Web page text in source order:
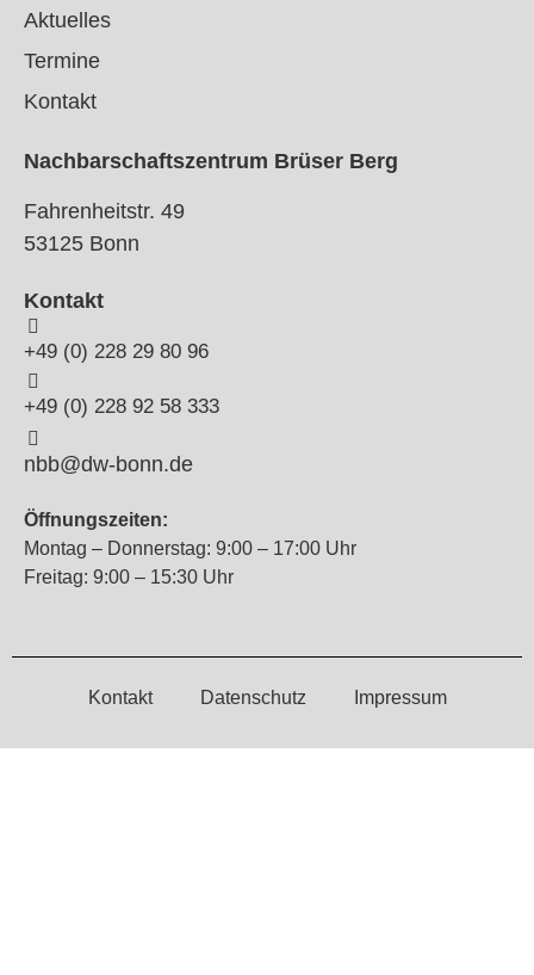
Aktuelles
Termine
Kontakt
Nachbarschaftszentrum Brüser Berg
Fahrenheitstr. 49
53125 Bonn
Kontakt
+49 (0) 228 29 80 96
+49 (0) 228 92 58 333
nbb@dw-bonn.de
Öffnungszeiten:
Montag – Donnerstag: 9:00 – 17:00 Uhr
Freitag: 9:00 – 15:30 Uhr
Kontakt Datenschutz Impressum